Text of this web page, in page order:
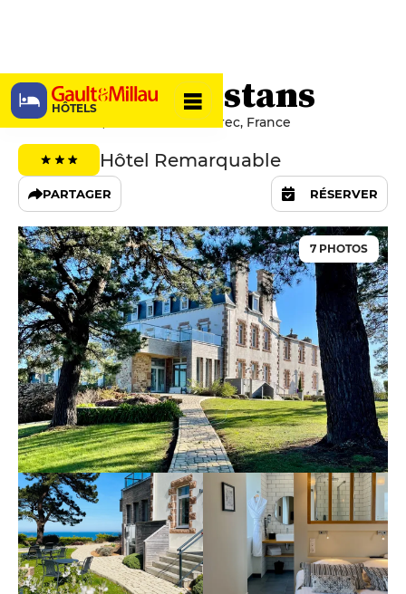
HÔTELS
Hôtel Les Costans
14 rue Rouzic, 22700 Perros-Guirec, France
Hôtel Remarquable
PARTAGER RÉSERVER
7 PHOTOS